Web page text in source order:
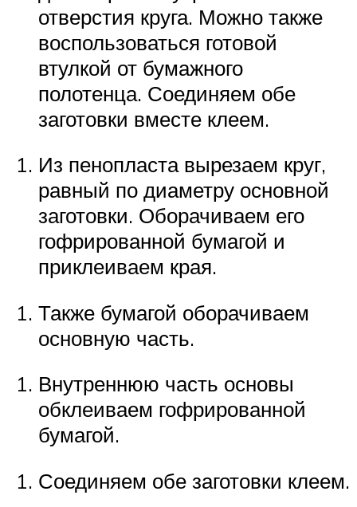
отверстия круга. Можно также
воспользоваться готовой
втулкой от бумажного
полотенца. Соединяем обе
заготовки вместе клеем.
Из пенопласта вырезаем круг,
равный по диаметру основной
заготовки. Оборачиваем его
гофрированной бумагой и
приклеиваем края.
Также бумагой оборачиваем
основную часть.
Внутреннюю часть основы
обклеиваем гофрированной
бумагой.
Соединяем обе заготовки клеем.